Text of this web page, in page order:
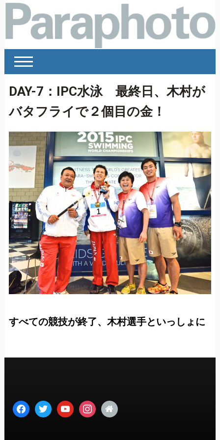
DAY-7：IPC水泳 最終日、木村が
バタフライで２個目の金！
すべての競技が終了、木村選手といっしょに
facebooktwitter youtubeinstagram
home